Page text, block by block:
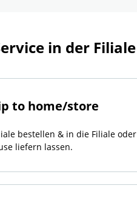
in der Filiale
to home/store
bestellen & in die Filiale oder
liefern lassen.